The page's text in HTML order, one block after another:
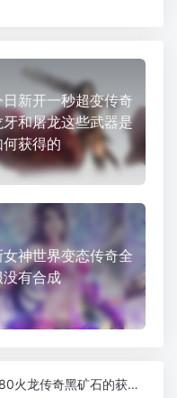
日新开一秒超变传奇
牙和屠龙这些武器是
何获得的
女神世界变态传奇全
没有合成
1.80火龙传奇黑矿石的获得方式